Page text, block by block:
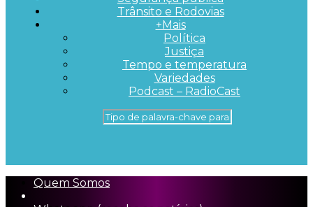
Trânsito e Rodovias
+Mais
Política
Justiça
Tempo e temperatura
Variedades
Podcast – RadioCast
Quem Somos